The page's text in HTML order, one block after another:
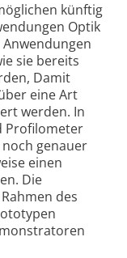
künftig
Optik
sie bereits
Damit
eine Art
werden. In
Profilometer
genauer
einen
Die
des